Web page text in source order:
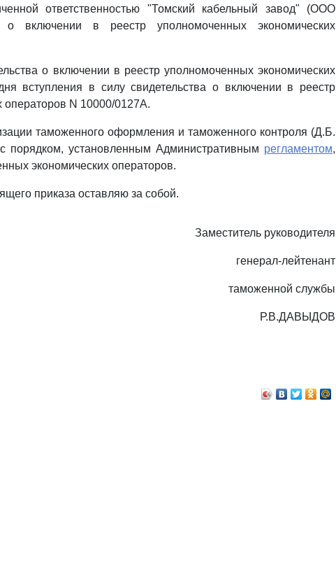
ответственностью "Томский кабельный завод" (ООО
о включении в реестр уполномоченных экономических
о включении в реестр уполномоченных экономических
вступления в силу свидетельства о включении в реестр
операторов N 10000/0127А.
таможенного оформления и таможенного контроля (Д.Б.
порядком, установленным Административным регламентом,
экономических операторов.
приказа оставляю за собой.
Заместитель руководителя
генерал-лейтенант
таможенной службы
Р.В.ДАВЫДОВ